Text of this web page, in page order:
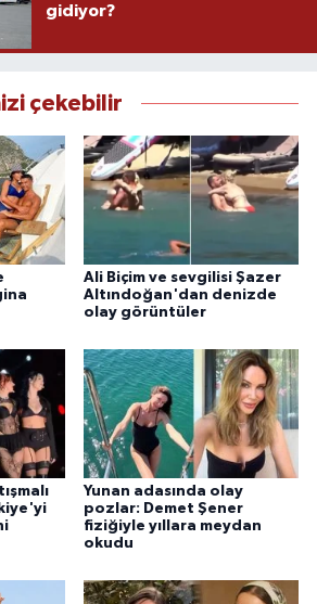
gidiyor?
çekebilir
Ali Biçim ve sevgilisi Şazer
Altındoğan'dan denizde
olay görüntüler
Yunan adasında olay
pozlar: Demet Şener
fiziğiyle yıllara meydan
okudu